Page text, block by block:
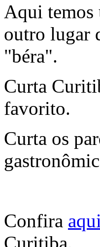
Aqui temos
outro lugar
"béra".
Curta
favorito.
Curta os
Confira aqui
Curitiba.